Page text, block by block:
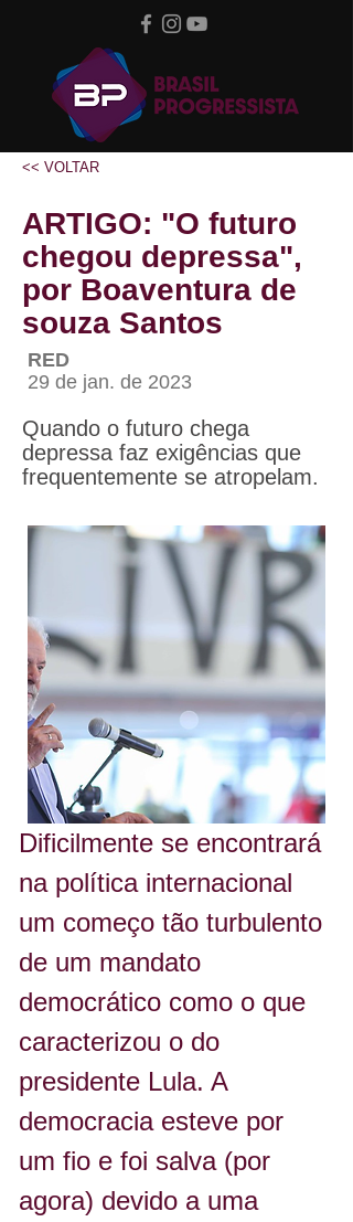
<< VOLTAR
ARTIGO: "O futuro
chegou depressa",
por Boaventura de
souza Santos
RED
29 de jan. de 2023
Quando o futuro chega
depressa faz exigências que
frequentemente se atropelam.
Dificilmente se encontrará
na política internacional
um começo tão turbulento
de um mandato
democrático como o que
caracterizou o do
presidente Lula. A
democracia esteve por
um fio e foi salva (por
agora) devido a uma